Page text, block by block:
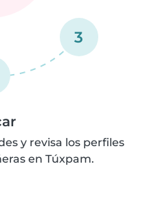
3
y revisa los perfiles
en Túxpam.